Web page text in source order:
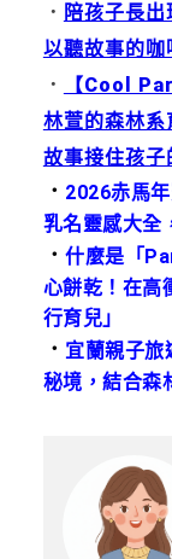
． 陪孩子長
以聽故事的
．
【Cool
林萱的森林
故事接住孩子
． 2026赤馬
乳名靈感大全
．什麼是「
心餅乾！在高
行育兒」
． 宜蘭親子旅
秘境，結合森